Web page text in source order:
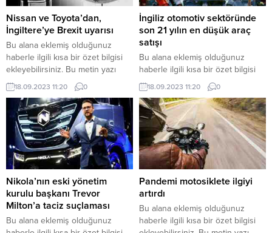
Nissan ve Toyota’dan,
İngiltere’ye Brexit uyarısı
Bu alana eklemiş olduğunuz
haberle ilgili kısa bir özet bilgisi
ekleyebilirsiniz. Bu metin yazı
düzenleme sayfasında “Özet”
bölümünden eklenebilir. Özet
eklenmişse başlık altında kalın
olarak bu şekilde gösterilir,
eklenmemişse bu alan boş kalır.
18.09.2023 11:20 0
İngiliz otomotiv sektöründe
son 21 yılın en düşük araç
satışı
Bu alana eklemiş olduğunuz
haberle ilgili kısa bir özet bilgisi
ekleyebilirsiniz. Bu metin yazı
düzenleme sayfasında “Özet”
bölümünden eklenebilir. Özet
eklenmişse başlık altında kalın
olarak bu şekilde gösterilir,
eklenmemişse bu alan boş kalır.
18.09.2023 11:20 0
Nikola’nın eski yönetim
kurulu başkanı Trevor
Milton’a taciz suçlaması
Bu alana eklemiş olduğunuz
Pandemi motosiklete ilgiyi
artırdı
Bu alana eklemiş olduğunuz
haberle ilgili kısa bir özet bilgisi